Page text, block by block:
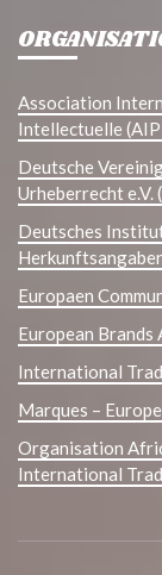
Association
Intellectuelle
Deutsche
Urheberrecht e.V.
Deutsches
Europaen
European
International
Marques –
Organisation
International